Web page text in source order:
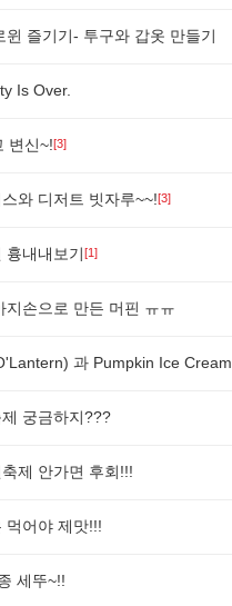
즐기기- 투구와 갑옷 만들기
Is Over.
변신~![3]
와 디저트 빗자루~~![3]
흉내내보기[1]
손으로 만든 머핀 ㅠㅠ
과 Pumpkin Ice
궁금하지???
제 안가면 후회!!!
먹어야 제맛!!!
세뚜~!!